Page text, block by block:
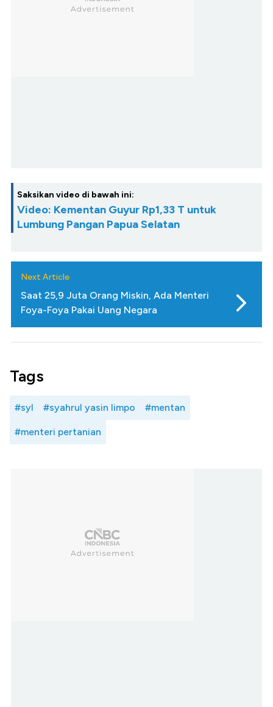
Saksikan video di bawah ini:
Video: Kementan Guyur Rp1,33 T untuk
Lumbung Pangan Papua Selatan
Next Article
Saat 25,9 Juta Orang Miskin, Ada Menteri
Foya-Foya Pakai Uang Negara
Tags
#syl #syahrul yasin limpo #mentan
#menteri pertanian